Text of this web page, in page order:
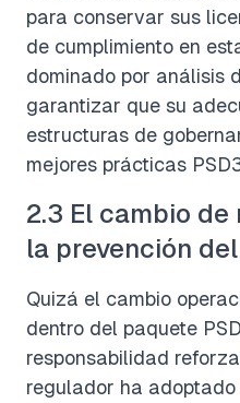
para conservar sus
de cumplimiento en
dominado por análisis
garantizar que su
estructuras de
mejores prácticas
2.3 El cambio
la prevención
Quizá el cambio
dentro del paquete
responsabilidad
regulador ha